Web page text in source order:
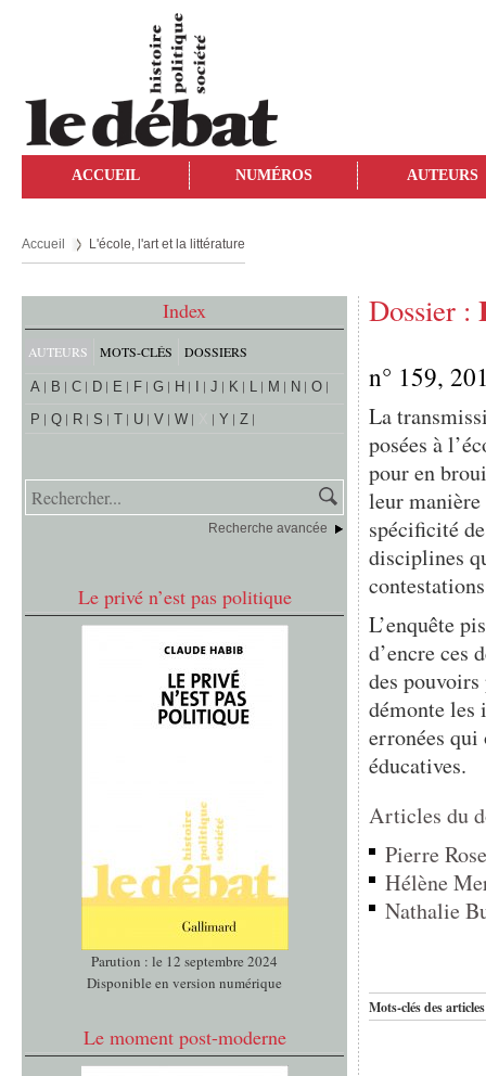
ACCUEIL NUMÉROS AUTEURS
Accueil L'école, l'art et la littérature
Index
AUTEURS MOTS-CLÉS DOSSIERS
A B C D E F G H J K L M N
O
P
Q R S T U V W Y Z
Recherche avancée
Le privé n’est pas politique
Parution : le 12 septembre 2024
Disponible en version numérique
Le moment post-moderne
Dossier :
n° 159,
La
posées à
pour en
leur
spécificité
disciplines
L’enquête
d’encre ces
des
démonte les
erronées qui
éducatives.
Articles du
Pierre
Hélène
Nathalie
Mots-clés des